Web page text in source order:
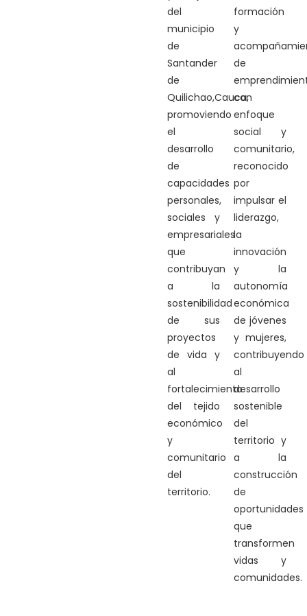
del
municipio
de
Santander
de
Quilichao,Cauca,
promoviendo
el
desarrollo
de
capacidades
personales,
sociales y
empresariales
que
contribuyan
a la
sostenibilidad
de sus
proyectos
de vida y
al
fortalecimiento
del tejido
económico
y
comunitario
del
territorio.
formación
y
de
con
enfoque
social y
comunitario,
reconocido
por
impulsar el
liderazgo,
la
innovación
y la
autonomía
económica
de jóvenes
y mujeres,
contribuyendo
al
desarrollo
sostenible
del
territorio y
a la
construcción
de
oportunidades
que
transformen
vidas y
comunidades.